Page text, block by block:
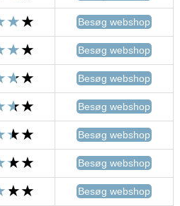
Besøg webshop
Besøg webshop
Besøg webshop
Besøg webshop
Besøg webshop
Besøg webshop
Besøg webshop